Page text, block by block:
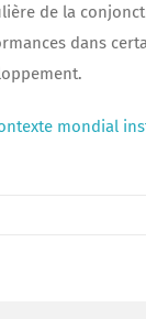
de la
dans
mondial